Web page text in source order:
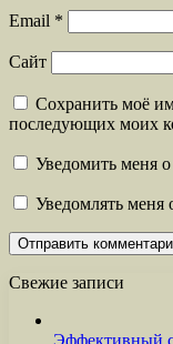
Email *
Сайт
Сохранить моё
последующих моих
Уведомить меня
Уведомлять меня
Свежие записи